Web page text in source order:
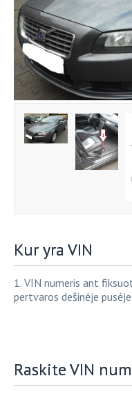
Kur yra VIN
1. VIN numeris ant
pertvaros dešinėje pusėje.
Raskite VIN